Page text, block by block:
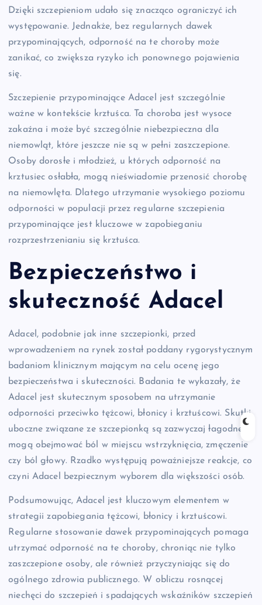
Dzięki szczepieniom udało się znacząco ograniczyć ich
występowanie. Jednakże, bez regularnych dawek
przypominających, odporność na te choroby może
zanikać, co zwiększa ryzyko ich ponownego pojawienia
się.
Szczepienie przypominające Adacel jest szczególnie
ważne w kontekście krztuśca. Ta choroba jest wysoce
zakaźna i może być szczególnie niebezpieczna dla
niemowląt, które jeszcze nie są w pełni zaszczepione.
Osoby dorosłe i młodzież, u których odporność na
krztusiec osłabła, mogą nieświadomie przenosić chorobę
na niemowlęta. Dlatego utrzymanie wysokiego poziomu
odporności w populacji przez regularne szczepienia
przypominające jest kluczowe w zapobieganiu
rozprzestrzenianiu się krztuśca.
Bezpieczeństwo i
skuteczność Adacel
Adacel, podobnie jak inne szczepionki, przed
wprowadzeniem na rynek został poddany rygorystycznym
badaniom klinicznym mającym na celu ocenę jego
bezpieczeństwa i skuteczności. Badania te wykazały, że
Adacel jest skutecznym sposobem na utrzymanie
odporności przeciwko tężcowi, błonicy i krztuścowi. Skutki
uboczne związane ze szczepionką są zazwyczaj łagodne i
mogą obejmować ból w miejscu wstrzyknięcia, zmęczenie
czy ból głowy. Rzadko występują poważniejsze reakcje, co
czyni Adacel bezpiecznym wyborem dla większości osób.
Podsumowując, Adacel jest kluczowym elementem w
strategii zapobiegania tężcowi, błonicy i krztuścowi.
Regularne stosowanie dawek przypominających pomaga
utrzymać odporność na te choroby, chroniąc nie tylko
zaszczepione osoby, ale również przyczyniając się do
ogólnego zdrowia publicznego. W obliczu rosnącej
niechęci do szczepień i spadających wskaźników szczepień